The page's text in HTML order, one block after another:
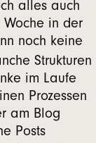
alles auch
Woche in der
noch keine
Strukturen
im Laufe
Prozessen
am Blog
Posts